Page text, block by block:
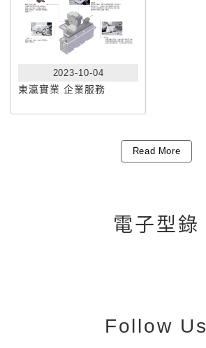
2023-10-04
東瀛實業 企業服務
Read More
電子型錄
Follow Us